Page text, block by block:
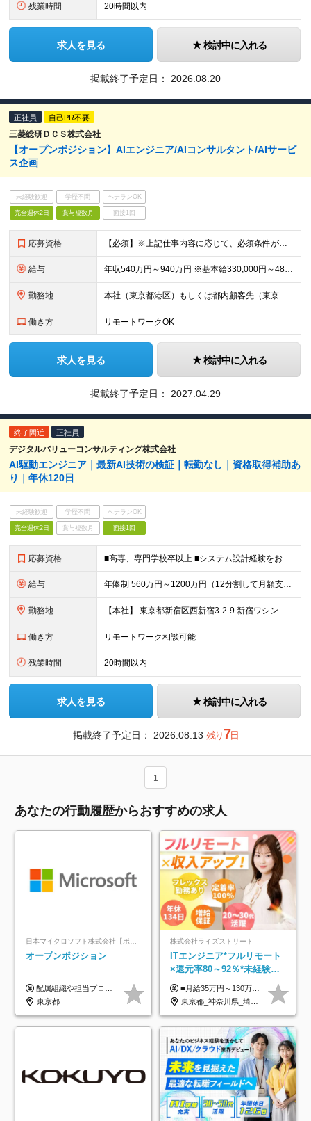
残業時間 20時間以内
求人を見る 検討中に入れる
掲載終了予定日： 2026.08.20
正社員 自己PR不要
三菱総研ＤＣＳ株式会社
【オープンポジション】AIエンジニア/AIコンサルタント/AIサービ
ス企画
未経験歓迎 学歴不問 ベテランOK
完全週休2日 賞与複数月 面接1回
応募資格 【必須】※上記仕事内容に応じて、必須条件が異なります。 ■高等学校卒業以上 ■AIシステム開発・技術検証の場合 ┗AI（生成AI含む）を活用したシステム開発、導入、または利活用の実務経験をお持ちの方
給与 年収540万円～940万円 ※基本給330,000円～489,000円 ※試用期間中の給与・待遇は本採用と同額 ※賃金形態 月給制 ※6ヶ月の試用期間あり（試用期間中の給与・待遇は本採用と同額） ※
勤務地 本社（東京都港区）もしくは都内顧客先（東京都23区内） 【本社】 東京都港区三田三丁目5番19号 東京三田ガーデンタワー ※（変更の範囲）会社の定める場所(テレワークを行う場所を含む)
働き方 リモートワークOK
求人を見る 検討中に入れる
掲載終了予定日： 2027.04.29
終了間近 正社員
デジタルバリューコンサルティング株式会社
AI駆動エンジニア｜最新AI技術の検証｜転勤なし｜資格取得補助あ
り｜年休120日
未経験歓迎 学歴不問 ベテランOK
完全週休2日 賞与複数月 面接1回
応募資格 ■高専、専門学校卒以上 ■システム設計経験をお持ちの方 ┗業務システム・Webシステムの基本設計〜詳細設計の実務経験（4年以上目安） ┗顧客向け設計書・運用手順書、社内向け検証レポートなど、 対象に
給与 年俸制 560万円～1200万円（12分割して月額支給） ※経験やスキルを考慮して決定します。 ※年額（基本給）：4,606,188円～ ※その他固定手当/月：5,000円 ※固定残業手当/月：82
勤務地 【本社】 東京都新宿区西新宿3-2-9 新宿ワシントンホテルビル本館2F または 東京都千代田区神田錦町2-2-1 KANDA SQUARE 11F Wework または 都内近郊のクライアン
働き方 リモートワーク相談可能
残業時間 20時間以内
求人を見る 検討中に入れる
掲載終了予定日： 2026.08.13 残り7日
1
あなたの行動履歴からおすすめの求人
日本マイクロソフト株式会社【ポジションマッチ登録】
オープンポジション
配属組織や担当プロジェクトにより異なります。 ▼参考情報 ----------------------- 年俸650万～（1/12を月々支給） ※経験、能力を考慮の上、当社規定により優遇いたします。 ※時間外、休日出勤、深夜手当に対する賃金も基本年俸に含みます。
東京都
株式会社ライズストリート
ITエンジニア*フルリモート
×還元率80～92％*未経験歓
迎*年休134日*月給35万～*
定着率100%
■月給35万円～130万円＋賞与年2回＋各種手当 ※システムエンジニアの経験をお持ちの方は月給41万円以上＋賞与年2回（108万円～）＋手当 ■単価（年収）アップのチャンスは最大年12回 ※残業代は1分単位で100％全額支給。サービス残業などは一切ありません ※試用期間6ヵ月（試用期間中の待遇・給与に差はありません）
東京都_神奈川県_埼玉県_千葉県_大阪府_愛知県_北海道_青森県_岩手県_宮城県_秋田県_山形県_福島県_茨城県_栃木県_群馬県_新潟県_山梨県_長野県_富山県_石川県_福井県_静岡県_岐阜県_三重県_兵庫県_京都府_滋賀県_奈良県_和歌山県_広島県_岡山県_鳥取県_島根県_山口県_徳島県_香川県_愛媛県_高知県_福岡県_熊本県_佐賀県_長崎県_大分県_宮崎県_鹿児島県_沖縄県